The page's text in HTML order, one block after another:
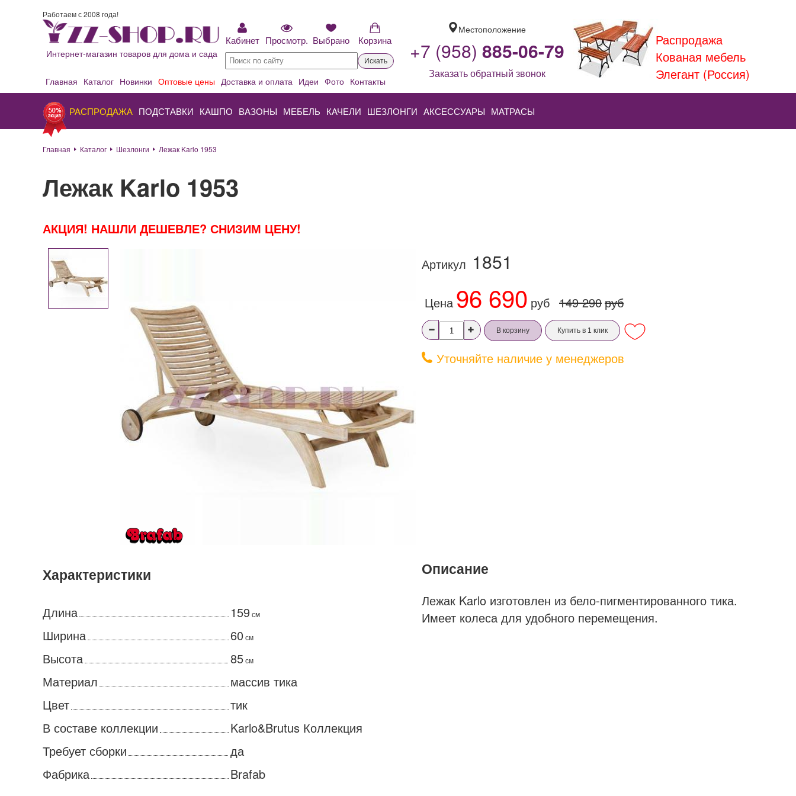
Работаем с 2008 года!
Интернет-магазин товаров для дома и сада
Кабинет Просмотр. Выбрано Корзина
Искать
Местоположение
+7 (958) 885-06-79
Заказать обратный звонок
Распродажа
Кованая мебель
Элегант (Россия)
Главная Каталог Новинки Оптовые цены Доставка и оплата Идеи Фото Контакты
РАСПРОДАЖА ПОДСТАВКИ КАШПО ВАЗОНЫ МЕБЕЛЬ КАЧЕЛИ ШЕЗЛОНГИ АКСЕССУАРЫ МАТРАСЫ
Главная Каталог Шезлонги Лежак Karlo 1953
Лежак Karlo 1953
АКЦИЯ! НАШЛИ ДЕШЕВЛЕ? СНИЗИМ ЦЕНУ!
Артикул 1851
Цена 96 690 руб 149 290руб
В корзину Купить в 1 клик
Уточняйте наличие у менеджеров
Характеристики
Длина 159см
Ширина 60 см
Высота 85см
Материал
массив тика
Цвет
тик
В составе коллекции
Karlo&Brutus Коллекция
Требует сборки
да
Фабрика
Brafab
Описание
Лежак Karlo изготовлен из бело-пигментированного тика.
Имеет колеса для удобного перемещения.